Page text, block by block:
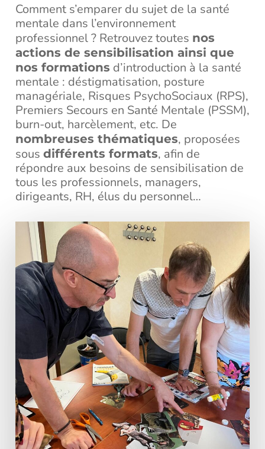
Comment s’emparer du sujet de la santé
mentale dans l’environnement
professionnel ? Retrouvez toutes nos
actions de sensibilisation ainsi que
nos formations d’introduction à la santé
mentale : déstigmatisation, posture
managériale, Risques PsychoSociaux (RPS),
Premiers Secours en Santé Mentale (PSSM),
burn-out, harcèlement, etc. De
nombreuses thématiques, proposées
sous différents formats, afin de
répondre aux besoins de sensibilisation de
tous les professionnels, managers,
dirigeants, RH, élus du personnel…